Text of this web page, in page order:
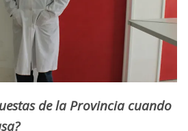
de la Provincia cuando